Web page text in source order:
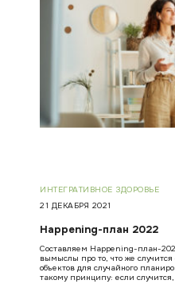
ИНТЕГРАТИВНОЕ ЗДОРОВЬЕ
21 ДЕКАБРЯ 2021
Happening-план 2022
Составляем Happening-план-
вымыслы про то, что же
объектов для случайного
такому принципу: если